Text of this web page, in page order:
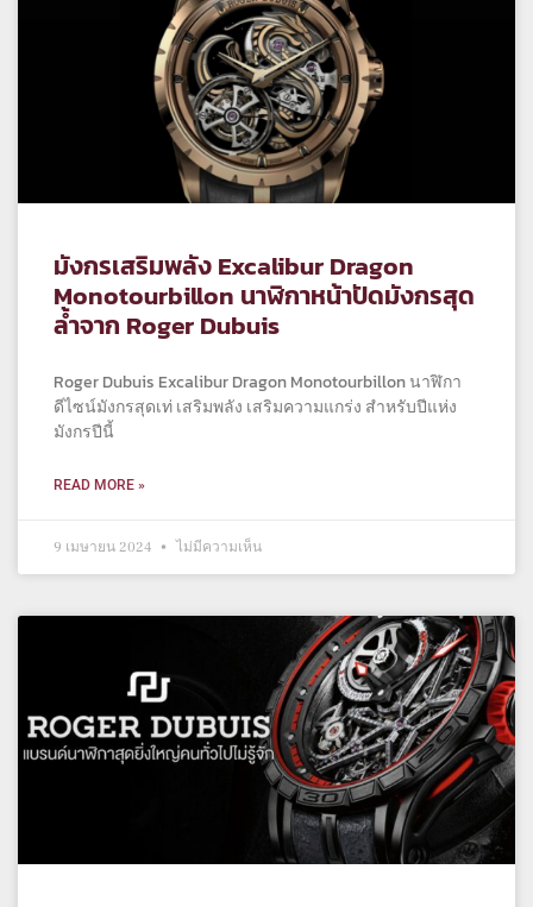
มังกรเสริมพลัง Excalibur Dragon
Monotourbillon นาฬิกาหน้าปัดมังกรสุด
ล้ำจาก Roger Dubuis
Roger Dubuis Excalibur Dragon Monotourbillon นาฬิกา
ดีไซน์มังกรสุดเท่ เสริมพลัง เสริมความแกร่ง สำหรับปีแห่ง
มังกรปีนี้
READ MORE »
9 เมษายน 2024 ไม่มีความเห็น